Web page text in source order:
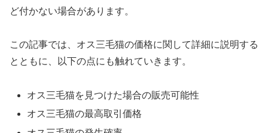
ど付かない場合があります。
この記事では、オス三毛猫の価格に関して詳細に説明する
とともに、以下の点にも触れていきます。
オス三毛猫を見つけた場合の販売可能性
オス三毛猫の最高取引価格